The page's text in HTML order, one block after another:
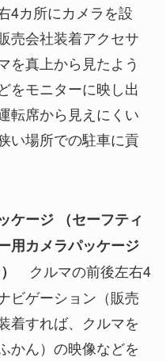
4カ所にカメラを設
売会社装着アクセサ
を真上から見たよう
をモニターに映し出
転席から見えにくい
い場所での駐車に貢
ケージ （セーフティ
用カメラパッケージ
） クルマの前後左右4
ビゲーション（販売
着すれば、クルマを
かん）の映像などを